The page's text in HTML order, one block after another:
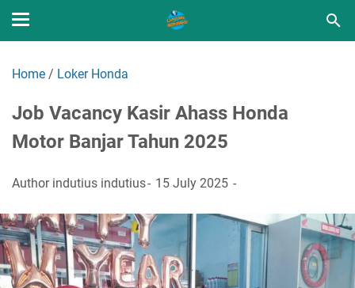
Home / Loker Honda
Job Vacancy Kasir Ahass Honda
Motor Banjar Tahun 2025
Author indutius indutius 15 July 2025